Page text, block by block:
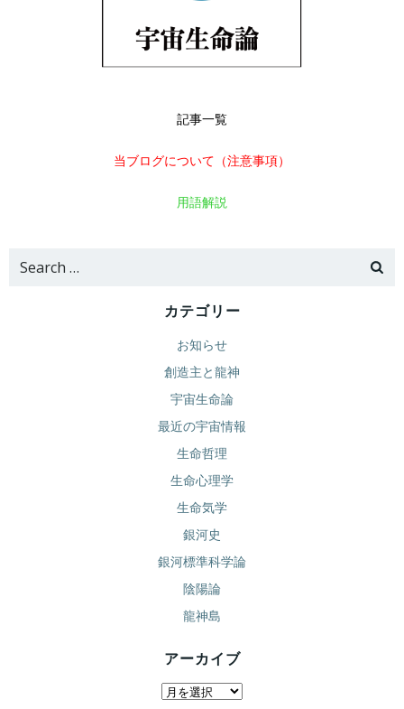
記事一覧
当ブログについて（注意事項）
用語解説
Search
カテゴリー
お知らせ
創造主と龍神
宇宙生命論
最近の宇宙情報
生命哲理
生命心理学
生命気学
銀河史
銀河標準科学論
陰陽論
龍神島
アーカイブ
ア